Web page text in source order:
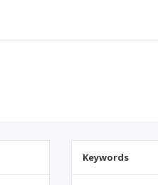
Keywords